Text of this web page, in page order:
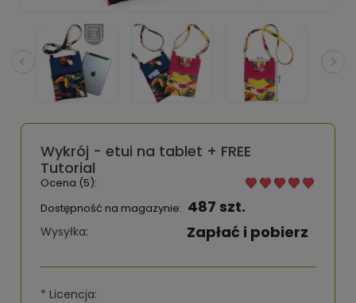
Wykrój - etui na tablet + FREE
Tutorial
Ocena (5):
Dostępność na magazynie: 487 szt.
Wysyłka: Zapłać i pobierz
* Licencja: